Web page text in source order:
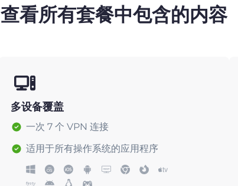
查看所有套餐中包含的内容
多设备覆盖
一次 7 个 VPN 连接
适用于所有操作系统的应用程序